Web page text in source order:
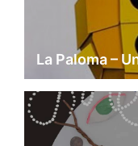
La Paloma –